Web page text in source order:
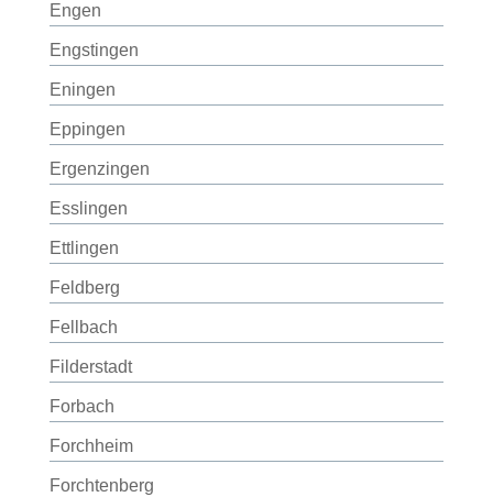
Engen
Engstingen
Eningen
Eppingen
Ergenzingen
Esslingen
Ettlingen
Feldberg
Fellbach
Filderstadt
Forbach
Forchheim
Forchtenberg